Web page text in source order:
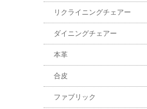
リクライニングチェアー
ダイニングチェアー
本革
合皮
ファブリック